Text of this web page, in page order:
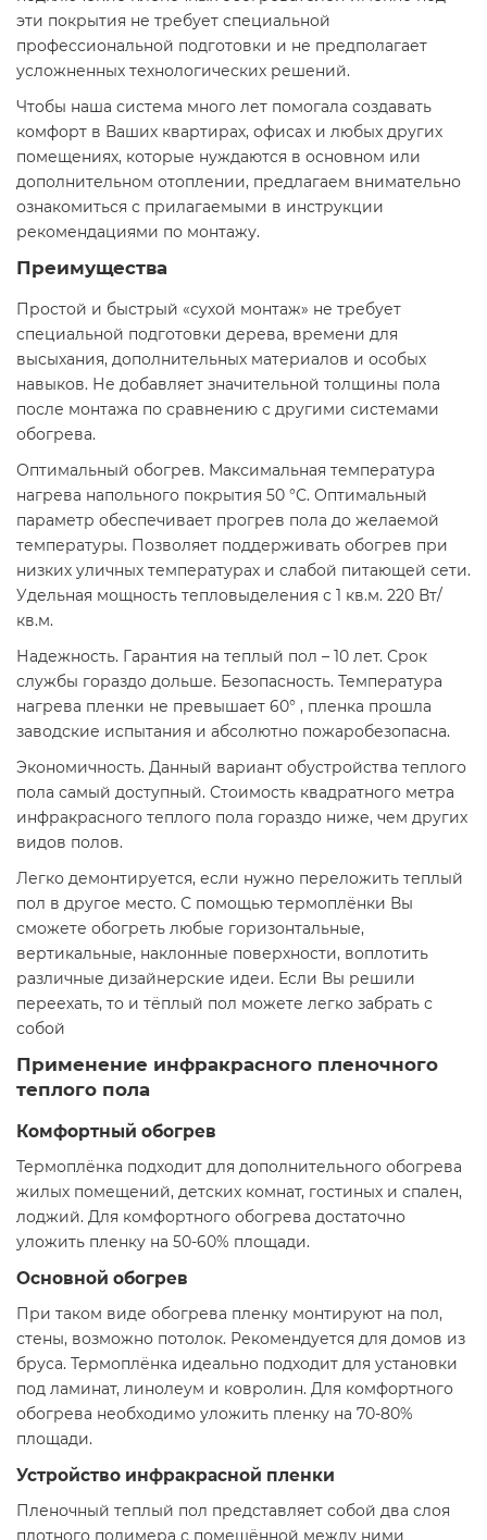
эти покрытия не требует специальной
профессиональной подготовки и не предполагает
усложненных технологических решений.
Чтобы наша система много лет помогала создавать
комфорт в Ваших квартирах, офисах и любых других
помещениях, которые нуждаются в основном или
дополнительном отоплении, предлагаем внимательно
ознакомиться с прилагаемыми в инструкции
рекомендациями по монтажу.
Преимущества
Простой и быстрый «сухой монтаж» не требует
специальной подготовки дерева, времени для
высыхания, дополнительных материалов и особых
навыков. Не добавляет значительной толщины пола
после монтажа по сравнению с другими системами
обогрева.
Оптимальный обогрев. Максимальная температура
нагрева напольного покрытия 50 °С. Оптимальный
параметр обеспечивает прогрев пола до желаемой
температуры. Позволяет поддерживать обогрев при
низких уличных температурах и слабой питающей сети.
Удельная мощность тепловыделения с 1 кв.м. 220 Вт/
кв.м.
Надежность. Гарантия на теплый пол – 10 лет. Срок
службы гораздо дольше. Безопасность. Температура
нагрева пленки не превышает 60° , пленка прошла
заводские испытания и абсолютно пожаробезопасна.
Экономичность. Данный вариант обустройства теплого
пола самый доступный. Стоимость квадратного метра
инфракрасного теплого пола гораздо ниже, чем других
видов полов.
Легко демонтируется, если нужно переложить теплый
пол в другое место. С помощью термоплёнки Вы
сможете обогреть любые горизонтальные,
вертикальные, наклонные поверхности, воплотить
различные дизайнерские идеи. Если Вы решили
переехать, то и тёплый пол можете легко забрать с
собой
Применение инфракрасного пленочного
теплого пола
Комфортный обогрев
Термоплёнка подходит для дополнительного обогрева
жилых помещений, детских комнат, гостиных и спален,
лоджий. Для комфортного обогрева достаточно
уложить пленку на 50-60% площади.
Основной обогрев
При таком виде обогрева пленку монтируют на пол,
стены, возможно потолок. Рекомендуется для домов из
бруса. Термоплёнка идеально подходит для установки
под ламинат, линолеум и ковролин. Для комфортного
обогрева необходимо уложить пленку на 70-80%
площади.
Устройство инфракрасной пленки
Пленочный теплый пол представляет собой два слоя
плотного полимера с помещённой между ними